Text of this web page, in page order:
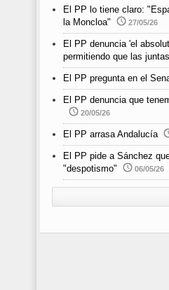
El PP lo tiene claro:
la Moncloa"
27/05/26
El PP denuncia 'el
permitiendo que las
El PP pregunta en el
El PP denuncia que
20/05/26
El PP arrasa Andalucía
El PP pide a Sánchez
"despotismo"
06/05/26